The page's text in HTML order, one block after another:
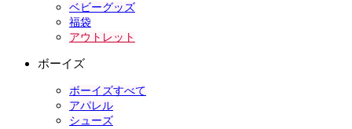
ベビーグッズ
福袋
アウトレット
ボーイズ
ボーイズすべて
アパレル
シューズ